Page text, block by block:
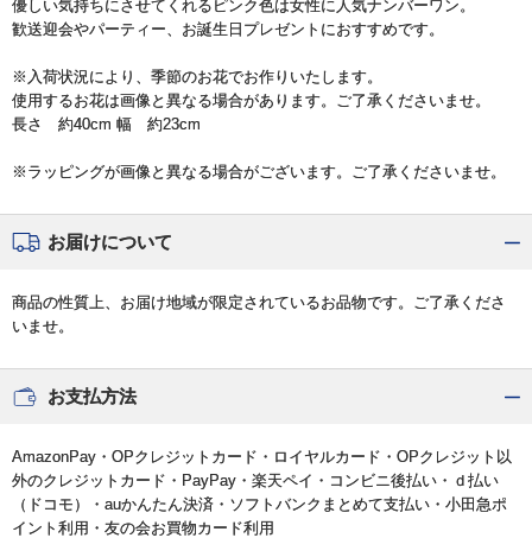
優しい気持ちにさせてくれるピンク色は女性に人気ナンバーワン。
歓送迎会やパーティー、お誕生日プレゼントにおすすめです。
※入荷状況により、季節のお花でお作りいたします。
使用するお花は画像と異なる場合があります。ご了承くださいませ。
長さ 約40cm 幅 約23cm
※ラッピングが画像と異なる場合がございます。ご了承くださいませ。
お届けについて
商品の性質上、お届け地域が限定されているお品物です。ご了承くださ
いませ。
お支払方法
AmazonPay・OPクレジットカード・ロイヤルカード・OPクレジット以
外のクレジットカード・PayPay・楽天ペイ・コンビニ後払い・ｄ払い
（ドコモ）・auかんたん決済・ソフトバンクまとめて支払い・小田急ポ
イント利用・友の会お買物カード利用